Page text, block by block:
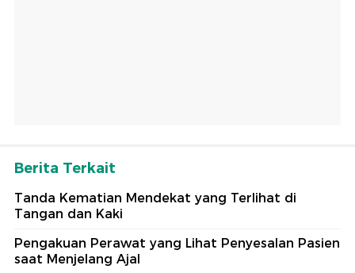
Berita Terkait
Tanda Kematian Mendekat yang Terlihat di
Tangan dan Kaki
Pengakuan Perawat yang Lihat Penyesalan Pasien
saat Menjelang Ajal